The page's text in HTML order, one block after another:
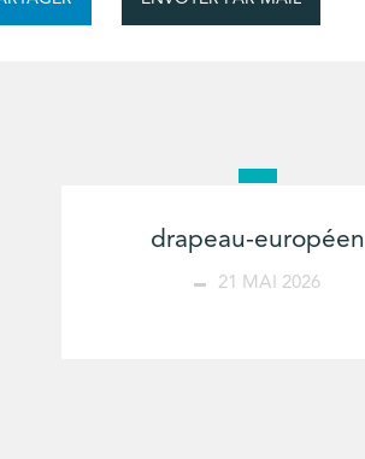
drapeau-européen
21 MAI 2026